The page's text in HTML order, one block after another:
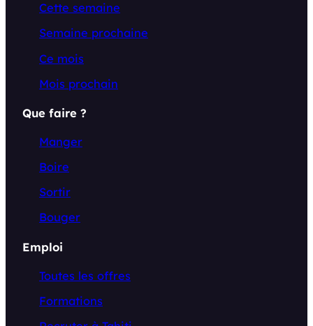
Cette semaine
Semaine prochaine
Ce mois
Mois prochain
Que faire ?
Manger
Boire
Sortir
Bouger
Emploi
Toutes les offres
Formations